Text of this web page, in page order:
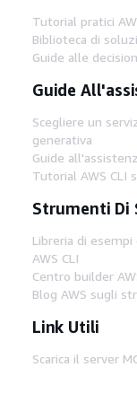
Tutorial pratici
Biblioteca di
Guide alle
Guide
Scegliere un
generativa
Guide
Tutorial AWS CLI
Strumenti Di
Libreria di esempi
AWS CLI
Centro builder
Blog AWS sugli
Link Utili
Scarica il server